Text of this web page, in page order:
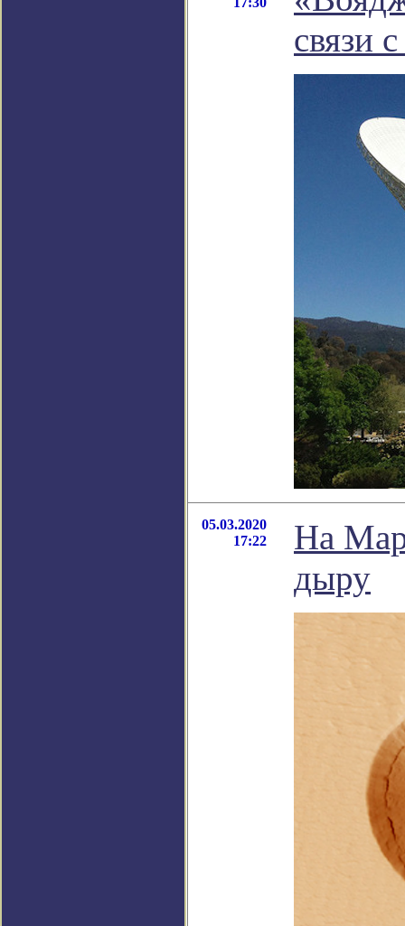
связи
05.03.2020
17:22
На
дыру